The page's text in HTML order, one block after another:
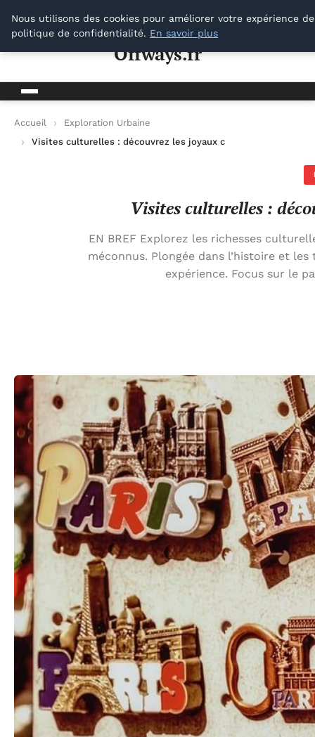
Offways.fr
Offways.fr
Accueil
Exploration Urbaine
Visites culturelles : découvrez les joyaux cachés de votre
Visites culturelles :
EN BREF Explorez les richesses
méconnus. Plongée dans l’histoire et
expérience. Focus sur le
Nous utilisons des cookies pour améliorer votre expérience
politique de confidentialité. En savoir plus